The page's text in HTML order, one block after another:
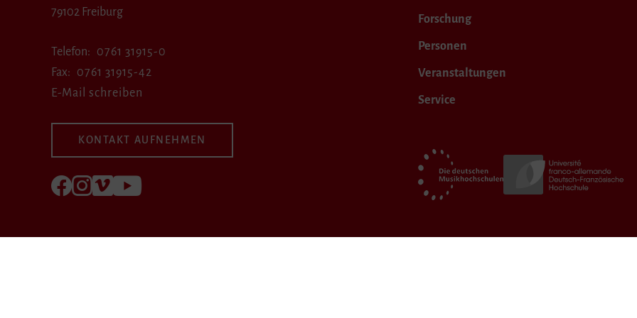
79102 Freiburg
Telefon
0761 31915-0
Fax
0761 31915-42
E-Mail schreiben
KONTAKT AUFNEHMEN
Folgen Sie uns auf Facebook
Folgen Sie uns auf Instagram
Besuchen Sie uns bei Vimeo
Forschung
Personen
Veranstaltungen
Service